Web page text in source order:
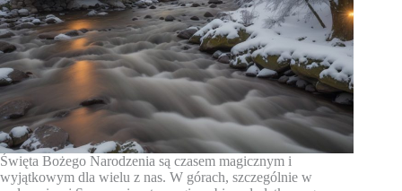
Święta Bożego Narodzenia są czasem magicznym i
wyjątkowym dla wielu z nas. W górach, szczególnie w